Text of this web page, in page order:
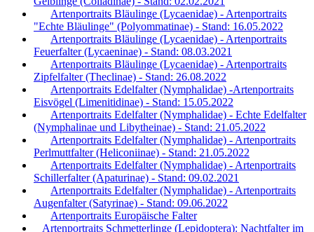
Artenportraits Bläulinge (Lycaenidae) - Artenportraits
"Echte Bläulinge" (Polyommatinae) - Stand: 16.05.2022
Artenportraits Bläulinge (Lycaenidae) - Artenportraits
Feuerfalter (Lycaeninae) - Stand: 08.03.2021
Artenportraits Bläulinge (Lycaenidae) - Artenportraits
Zipfelfalter (Theclinae) - Stand: 26.08.2022
Artenportraits Edelfalter (Nymphalidae) -Artenportraits
Eisvögel (Limenitidinae) - Stand: 15.05.2022
Artenportraits Edelfalter (Nymphalidae) - Echte Edelfalter
(Nymphalinae und Libytheinae) - Stand: 21.05.2022
Artenportraits Edelfalter (Nymphalidae) - Artenportraits
Perlmuttfalter (Heliconiinae) - Stand: 21.05.2022
Artenportraits Edelfalter (Nymphalidae) - Artenportraits
Schillerfalter (Apaturinae) - Stand: 09.02.2021
Artenportraits Edelfalter (Nymphalidae) - Artenportraits
Augenfalter (Satyrinae) - Stand: 09.06.2022
Artenportraits Europäische Falter
Artenportraits Schmetterlinge (Lepidoptera): Nachtfalter im